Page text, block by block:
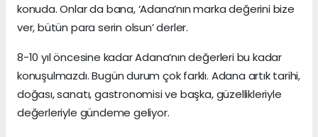
konuda. Onlar da bana, ‘Adana’nın marka değerini bize
ver, bütün para serin olsun’ derler.
8-10 yıl öncesine kadar Adana’nın değerleri bu kadar
konuşulmazdı. Bugün durum çok farklı. Adana artık tarihi,
doğası, sanatı, gastronomisi ve başka, güzellikleriyle
değerleriyle gündeme geliyor.